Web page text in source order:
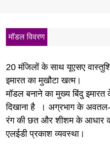
मॉडल विवरण
20 मंजिलों के साथ यूएसए
इमारत का मुखौटा खत्म।
मॉडल बनाने का मुख्य बिंदु इमारत
दिखाना है
। अग्रभाग के अवतल-
रंग की छत और शीशम के आधार
एलईडी प्रकाश व्यवस्था।